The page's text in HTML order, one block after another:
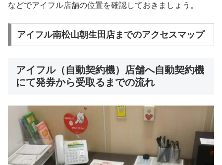
などでアイフル店舗の位置を確認しておきましょう。
アイフル南松山朝生田店までのアクセスマップ
アイフル（自動契約機）店舗へ自動契約機
にて発券から受取るまでの流れ